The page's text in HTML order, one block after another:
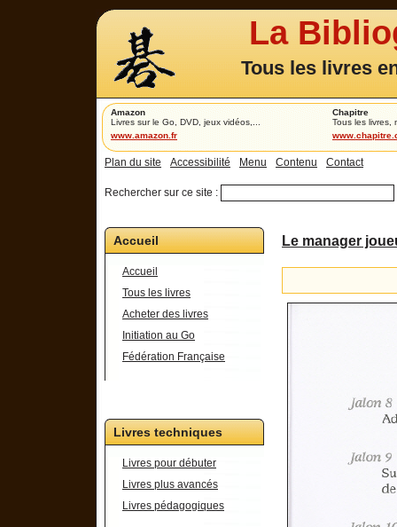
La
Tous les livres
Amazon
Livres sur le Go, DVD, jeux vidéos,...
www.amazon.fr
Chapitre
Tous les livres,
Plan du site Accessibilité Menu Contenu Contact
Rechercher sur ce site :
Accueil
Accueil
Tous les livres
Acheter des livres
Initiation au Go
Fédération Française
Livres techniques
Livres pour débuter
Livres plus avancés
Livres pédagogiques
Le manager